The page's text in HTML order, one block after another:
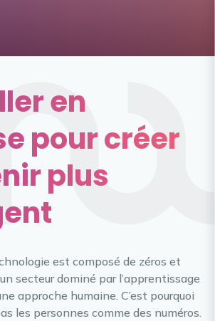
en
pour créer
plus
est composé de zéros et
secteur dominé par l’apprentissage
approche humaine. C’est pourquoi
les personnes comme des numéros.